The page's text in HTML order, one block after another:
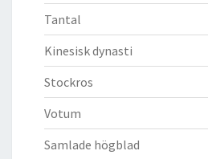
Tantal
Kinesisk dynasti
Stockros
Votum
Samlade högblad